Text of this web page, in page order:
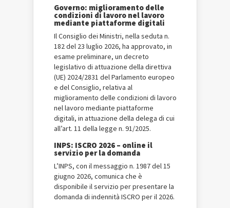
Governo: miglioramento delle
condizioni di lavoro nel lavoro
mediante piattaforme digitali
Il Consiglio dei Ministri, nella seduta n.
182 del 23 luglio 2026, ha approvato, in
esame preliminare, un decreto
legislativo di attuazione della direttiva
(UE) 2024/2831 del Parlamento europeo
e del Consiglio, relativa al
miglioramento delle condizioni di lavoro
nel lavoro mediante piattaforme
digitali, in attuazione della delega di cui
all’art. 11 della legge n. 91/2025.
INPS: ISCRO 2026 – online il
servizio per la domanda
L’INPS, con il messaggio n. 1987 del 15
giugno 2026, comunica che è
disponibile il servizio per presentare la
domanda di indennità ISCRO per il 2026.